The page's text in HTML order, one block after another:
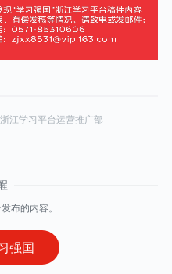
强国
江学习平台运营推广部
布的内容。